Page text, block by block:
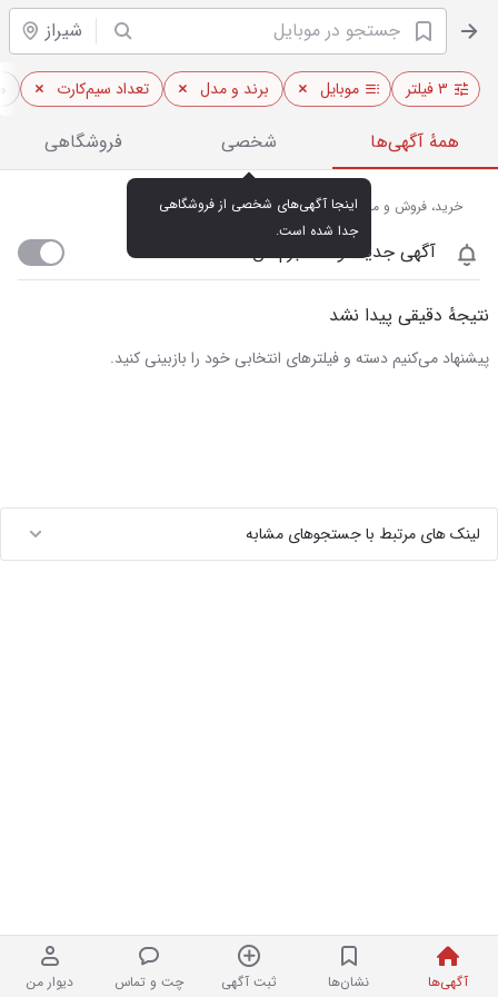
شیراز
آگهی‌ها نشان‌ها ثبت آگهی چت و تماس دیوار من
۳ فیلتر موبایل برند و مدل تعداد سیم‌کارت
همهٔ آگهی‌ها شخصی فروشگاهی
جدا شده است.
خرید، فروش و مشاهده قیمت روز موبایل در شیراز
آگهی جدید اومد خبرم کن
نتیجهٔ دقیقی پیدا نشد
پیشنهاد می‌کنیم دسته و فیلترهای انتخابی خود را بازبینی کنید.
لینک های مرتبط با جستجوهای مشابه